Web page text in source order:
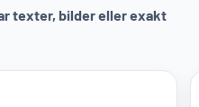
texter, bilder eller exakt